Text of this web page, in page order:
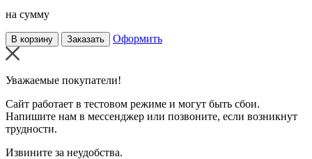
на сумму
В корзину Заказать Оформить
Уважаемые покупатели!
Сайт работает в тестовом режиме и могут быть сбои.
Напишите нам в мессенджер или позвоните, если возникнут
трудности.
Извините за неудобства.